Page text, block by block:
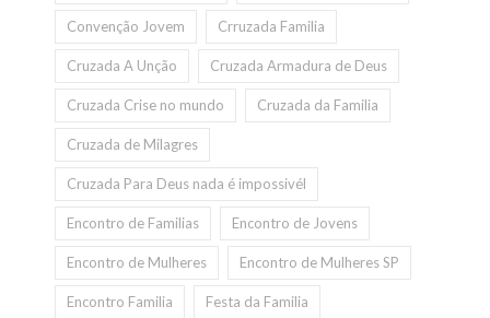
Convenção Jovem Crruzada Familia
Cruzada A Unção Cruzada Armadura de Deus
Cruzada Crise no mundo Cruzada da Familia
Cruzada de Milagres
Cruzada Para Deus nada é impossivél
Encontro de Familias Encontro de Jovens
Encontro de Mulheres Encontro de Mulheres SP
Encontro Familia Festa da Familia